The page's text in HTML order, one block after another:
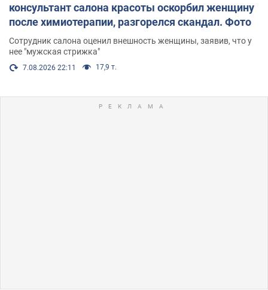
консультант салона красоты оскорбил женщину
после химиотерапии, разгорелся скандал. Фото
Сотрудник салона оценил внешность женщины, заявив, что у
нее "мужская стрижка"
7.08.2026 22:11 17,9 т.